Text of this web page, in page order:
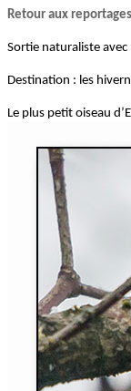
Retour aux reportages
Sortie naturaliste avec
Destination : les
Le plus petit oiseau